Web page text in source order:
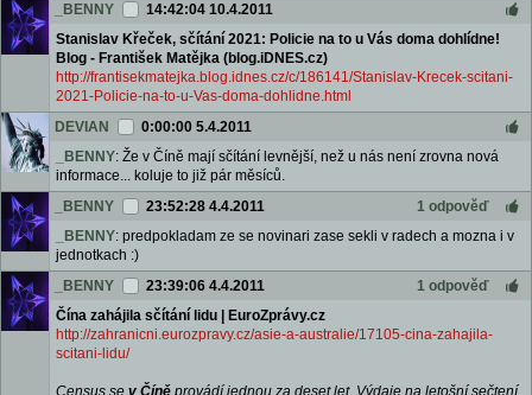
_BENNY
14:42:04 10.4.2011
Stanislav Křeček, sčítání 2021: Policie na to u Vás doma dohlídne!
Blog - František Matějka (blog.iDNES.cz)
http://frantisekmatejka.blog.idnes.cz/c/186141/Stanislav-Krecek-scitani-
2021-Policie-na-to-u-Vas-doma-dohlidne.html
DEVIAN
0:00:00 5.4.2011
_BENNY: Že v Číně mají sčítání levnější, než u nás není zrovna nová
informace... koluje to již pár měsíců.
_BENNY
23:52:28 4.4.2011
1 odpověď
_BENNY: predpokladam ze se novinari zase sekli v radech a mozna i v
jednotkach :)
_BENNY
23:39:06 4.4.2011
1 odpověď
Čína zahájila sčítání lidu | EuroZprávy.cz
http://zahranicni.eurozpravy.cz/asie-a-australie/17105-cina-zahajila-
scitani-lidu/
Census se v Číně provádí jednou za deset let. Výdaje na letošní sečtení